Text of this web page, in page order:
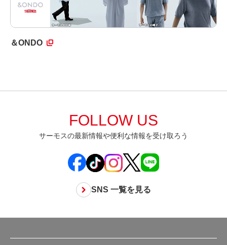
＆ONDO
FOLLOW US
サーモスの最新情報や便利な情報を受け取ろう
SNS 一覧を見る